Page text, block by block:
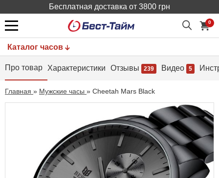
Бесплатная доставка от 3800 грн
0
Каталог часов
Про товар Характеристики Отзывы 239 Видео 5
Главная » Мужские часы » Cheetah Mars Black